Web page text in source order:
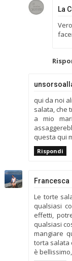
La
qui da noi
salata, che
a mio
questa qui
Rispondi
Francesca
Le torte
qualsiasi
effetti,
qualsiasi
mangiare
torta salata
è